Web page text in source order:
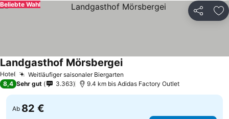
Teilen
Beliebte Wahl
Hotel Weitläufiger saisonaler Biergarten
Landgasthof MörsbergeiPreise sehen
8,4 Sehr gut 3.363 9.4 km bis Adidas Factory Outlet
Ab 82 €